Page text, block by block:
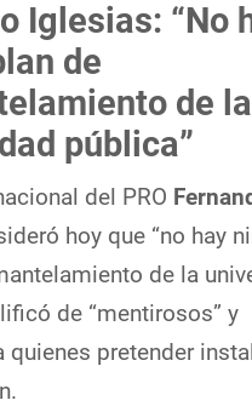
Iglesias: “No
de
de la
pública”
del PRO
hoy que “no hay
de la
de “mentirosos” y
quienes pretender